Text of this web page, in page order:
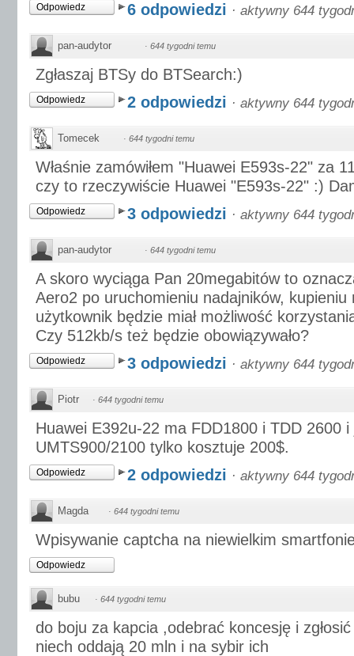
Odpowiedz 6 odpowiedzi · aktywny 644
pan-audytor · 644 tygodni temu
Zgłaszaj BTSy do BTSearch:)
Odpowiedz 2 odpowiedzi · aktywny 644
Tomecek · 644 tygodni temu
Właśnie zamówiłem "Huawei E593s-22" za
czy to rzeczywiście Huawei "E593s-22" :)
Odpowiedz 3 odpowiedzi · aktywny 644
pan-audytor · 644 tygodni temu
A skoro wyciąga Pan 20megabitów to
Aero2 po uruchomieniu nadajników, kupieniu
użytkownik będzie miał możliwość
Czy 512kb/s też będzie obowiązywało?
Odpowiedz 3 odpowiedzi · aktywny 644
Piotr · 644 tygodni temu
Huawei E392u-22 ma FDD1800 i TDD 2600 i
UMTS900/2100 tylko kosztuje 200$.
Odpowiedz 2 odpowiedzi · aktywny 644
Magda · 644 tygodni temu
Wpisywanie captcha na niewielkim
Odpowiedz
bubu · 644 tygodni temu
do boju za kapcia ,odebrać koncesję i
niech oddają 20 mln i na sybir ich